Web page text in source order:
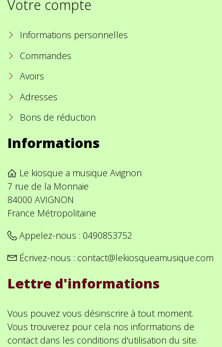
Votre compte
Informations personnelles
Commandes
Avoirs
Adresses
Bons de réduction
Informations
Le kiosque a musique Avignon
7 rue de la Monnaie
84000 AVIGNON
France Métropolitaine
Appelez-nous : 0490853752
Écrivez-nous : contact@lekiosqueamusique.com
Lettre d'informations
Vous pouvez vous désinscrire à tout moment.
Vous trouverez pour cela nos informations de
contact dans les conditions d'utilisation du site.